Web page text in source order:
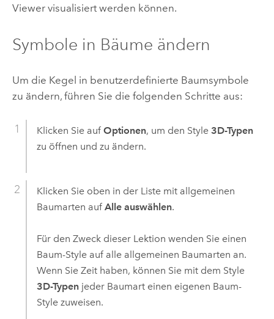
Viewervisualisiert werden können.
Symbole in Bäume ändern
Um die Kegel in benutzerdefinierte Baumsymbole
zu ändern, führen Sie die folgenden Schritte aus:
Klicken Sie auf Optionen, um den Style 3D-Typen
zu öffnen und zu ändern.
Klicken Sie oben in der Liste mit allgemeinen
Baumarten auf Alle auswählen.
Für den Zweck dieser Lektion wenden Sie einen
Baum-Style auf alle allgemeinen Baumarten an.
Wenn Sie Zeit haben, können Sie mit dem Style
3D-Typenjeder Baumart einen eigenen Baum-
Style zuweisen.